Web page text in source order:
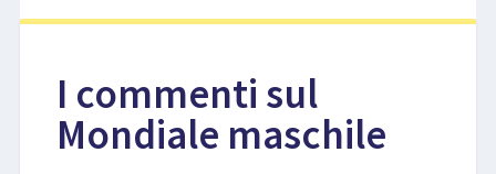
COMPETIZIONI
EVENTI
LIBRI
I commenti sul
Mondiale maschile